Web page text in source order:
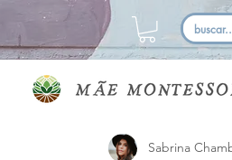
Sabrina